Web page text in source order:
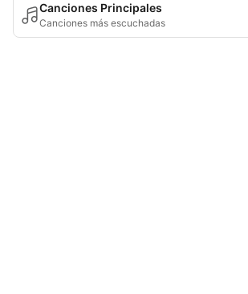
Sinaloa
Sonora
Canciones Principales
Canciones más escuchadas